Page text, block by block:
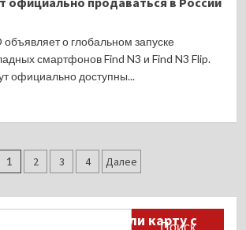
о глобальном запуске
смартфонов Find N3 и Find N3 Flip.
официально доступны...
Пагинация
1 2 3 4 Далее
разработали карту с